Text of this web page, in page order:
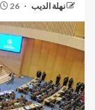
نهلة الديب 26 مايو، 2021